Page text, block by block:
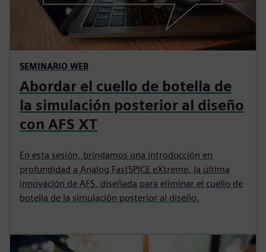
SEMINARIO WEB
Abordar el cuello de botella de
la simulación posterior al diseño
con AFS XT
En esta sesión, brindamos una introducción en
profundidad a Analog FastSPICE eXtreme, la última
innovación de AFS, diseñada para eliminar el cuello de
botella de la simulación posterior al diseño.